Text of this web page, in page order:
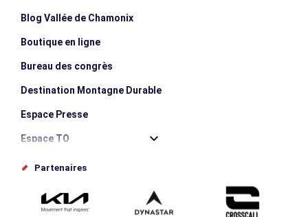
Blog Vallée de Chamonix
Boutique en ligne
Bureau des congrès
Destination Montagne Durable
Espace Presse
Espace TO
Offices de tourisme
Proposez votre évènement
Partenaires